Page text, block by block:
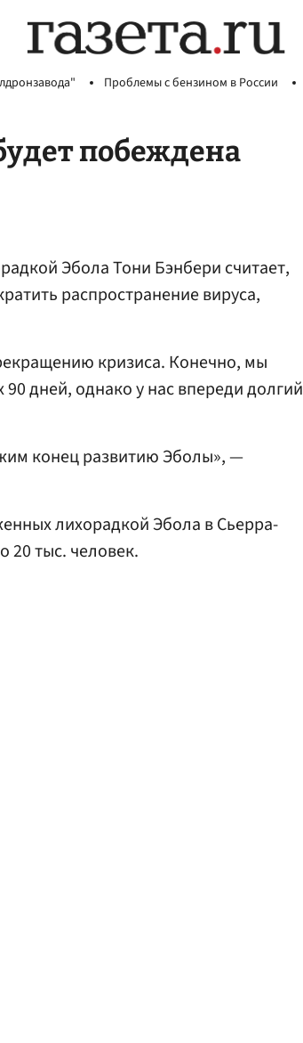
Проблемы с бензином в России
побеждена
Эбола Тони Бэнбери считает,
распространение вируса,
кризиса. Конечно, мы
дней, однако у нас впереди долгий
конец развитию Эболы», —
лихорадкой Эбола в Сьерра-
20 тыс. человек.